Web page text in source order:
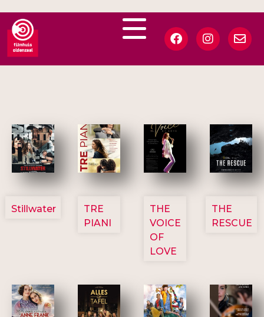
3123
Stillwater
3129
TRE
PIANI
3135
THE
VOICE
OF
LOVE
3148
THE
RESCUE